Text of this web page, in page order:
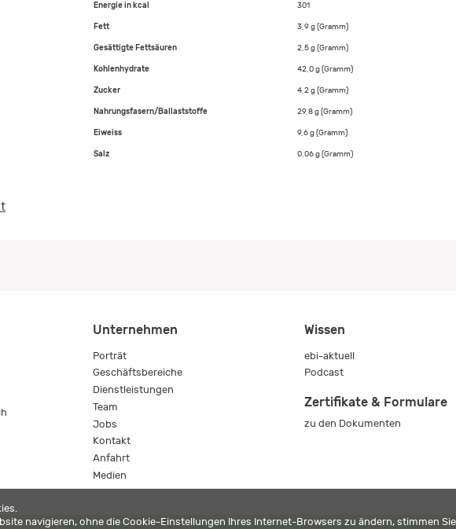
Energie in kcal 301
Fett 3,9 g (Gramm)
Gesättigte Fettsäuren 2,5 g (Gramm)
Kohlenhydrate 42,0 g (Gramm)
Zucker 4,2 g (Gramm)
Nahrungsfasern/Ballaststoffe 29,8 g (Gramm)
Eiweiss 9,6 g (Gramm)
Salz 0,06 g (Gramm)
Unternehmen
Porträt
Geschäftsbereiche
Dienstleistungen
Team
Jobs
Kontakt
Anfahrt
Medien
Wissen
ebi-aktuell
Podcast
Zertifikate & Formulare
zu den Dokumenten
navigieren, ohne die Cookie-Einstellungen Ihres Internet-Browsers zu ändern, stimmen